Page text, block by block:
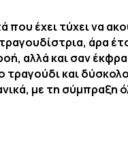
που έχει τύχει να
άρα
αλλά και σαν
τραγούδι και
με τη σύμπραξη